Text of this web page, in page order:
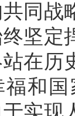
同战
坚定
站在历
福和
实现